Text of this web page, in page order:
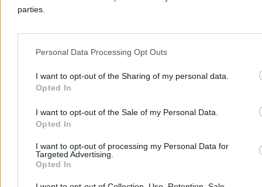
parties.
Personal Data Processing Opt Outs
I want to opt-out of the Sharing of my personal data.
Opted In
I want to opt-out of the Sale of my Personal Data.
Opted In
I want to opt-out of processing my Personal Data for
Targeted Advertising.
Opted In
Nawrocki podsumowuje pierwszy rok kadencji.
„Chcę, byście mnie oceniali”